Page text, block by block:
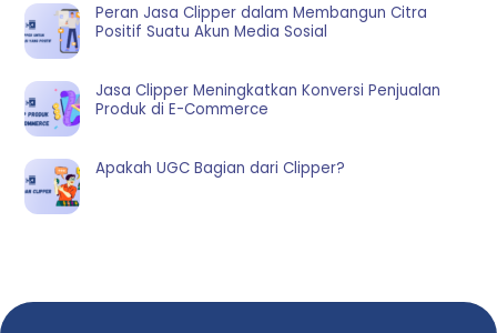
Peran Jasa Clipper dalam Membangun Citra
Positif Suatu Akun Media Sosial
Jasa Clipper Meningkatkan Konversi Penjualan
Produk di E-Commerce
Apakah UGC Bagian dari Clipper?